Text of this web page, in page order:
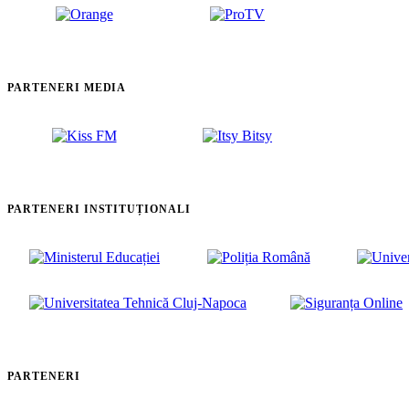
PARTENERI MEDIA
PARTENERI INSTITUȚIONALI
PARTENERI